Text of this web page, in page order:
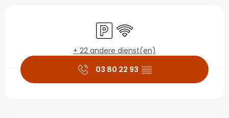
Openingstijden en
Parkeerplaats
Wifi
+ 22 andere dienst(en)
03 80 22 93 ▒▒